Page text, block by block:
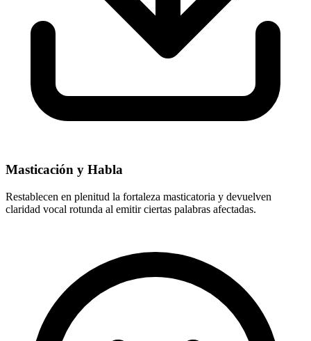
Masticación y Habla
Restablecen en plenitud la fortaleza masticatoria y devuelven
claridad vocal rotunda al emitir ciertas palabras afectadas.